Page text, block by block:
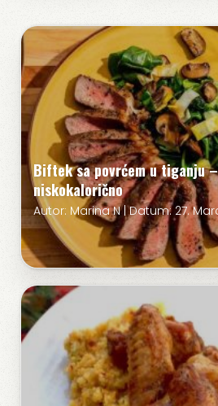
Biftek sa povrćem u tiganju
niskokalorično
Autor: Marina N | Datum: 27.